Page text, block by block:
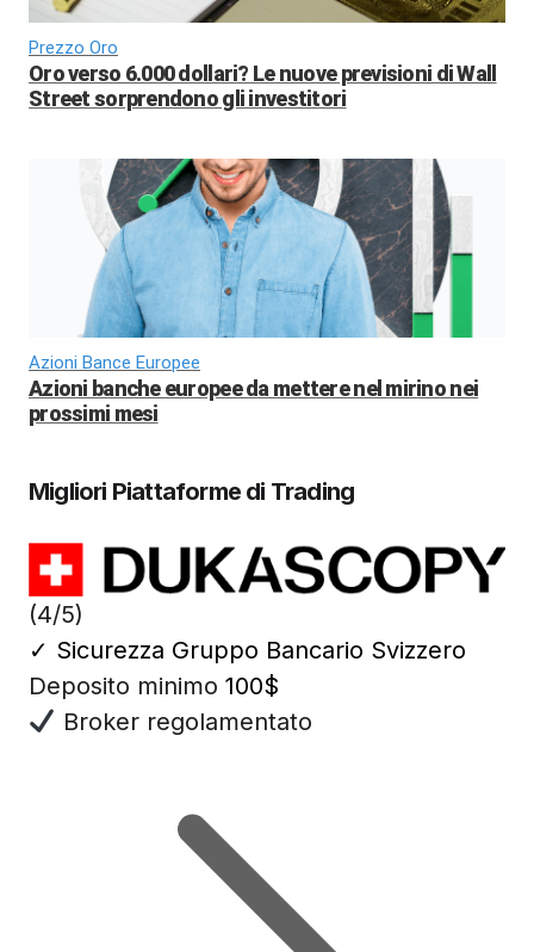
Prezzo Oro
Oro verso 6.000 dollari? Le nuove previsioni di Wall
Street sorprendono gli investitori
Azioni Bance Europee
Azioni banche europee da mettere nel mirino nei
prossimi mesi
Migliori Piattaforme di Trading
(4/5)
✓ Sicurezza Gruppo Bancario Svizzero
Deposito minimo 100$
Broker regolamentato